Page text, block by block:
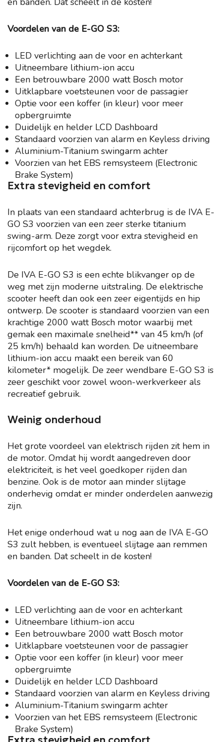
Voordelen van de E-GO S3:
LED verlichting aan de voor en achterkant
Uitneembare lithium-ion accu
Een betrouwbare 2000 watt Bosch motor
Uitklapbare voetsteunen voor de passagier
Optie voor een koffer (in kleur) voor meer
opbergruimte
Duidelijk en helder LCD Dashboard
Standaard voorzien van alarm en Keyless driving
Aluminium-Titanium swingarm achter
Voorzien van het EBS remsysteem (Electronic
Brake System)
Extra stevigheid en comfort
In plaats van een standaard achterbrug is de IVA E-
GO S3 voorzien van een zeer sterke titanium
swing-arm. Deze zorgt voor extra stevigheid en
rijcomfort op het wegdek.
De IVA E-GO S3 is een echte blikvanger op de
weg met zijn moderne uitstraling. De elektrische
scooter heeft dan ook een zeer eigentijds en hip
ontwerp. De scooter is standaard voorzien van een
krachtige 2000 watt Bosch motor waarbij met
gemak een maximale snelheid** van 45 km/h (of
25 km/h) behaald kan worden. De uitneembare
lithium-ion accu maakt een bereik van 60
kilometer* mogelijk. De zeer wendbare E-GO S3 is
zeer geschikt voor zowel woon-werkverkeer als
recreatief gebruik.
Weinig onderhoud
Het grote voordeel van elektrisch rijden zit hem in
de motor. Omdat hij wordt aangedreven door
elektriciteit, is het veel goedkoper rijden dan
benzine. Ook is de motor aan minder slijtage
onderhevig omdat er minder onderdelen aanwezig
zijn.
Het enige onderhoud wat u nog aan de IVA E-GO
S3 zult hebben, is eventueel slijtage aan remmen
en banden. Dat scheelt in de kosten!
Voordelen van de E-GO S3:
LED verlichting aan de voor en achterkant
Uitneembare lithium-ion accu
Een betrouwbare 2000 watt Bosch motor
Uitklapbare voetsteunen voor de passagier
Optie voor een koffer (in kleur) voor meer
opbergruimte
Duidelijk en helder LCD Dashboard
Standaard voorzien van alarm en Keyless driving
Aluminium-Titanium swingarm achter
Voorzien van het EBS remsysteem (Electronic
Brake System)